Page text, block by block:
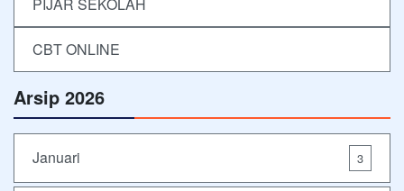
CBT ONLINE
Arsip 2026
Januari 3